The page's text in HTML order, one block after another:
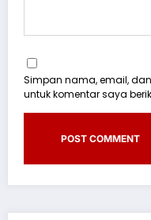
Simpan nama, email,
untuk komentar saya